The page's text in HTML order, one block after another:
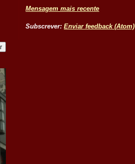
Mensagem mais recente
Subscrever:Enviar feedback (Atom)